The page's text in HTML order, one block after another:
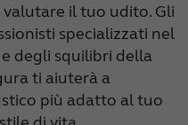
il tuo udito. Gli
specializzati nel
degli squilibri della
ti aiuterà a
più adatto al tuo